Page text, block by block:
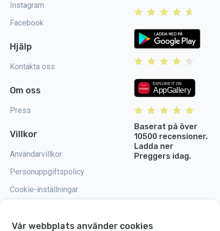
Instagram
Facebook
Hjälp
Kontakta oss
Om oss
Press
Villkor
Användarvillkor
Personuppgiftspolicy
Cookie-inställningar
Baserat på över
10500 recensioner.
Ladda ner
Preggers idag.
Vår webbplats använder cookies